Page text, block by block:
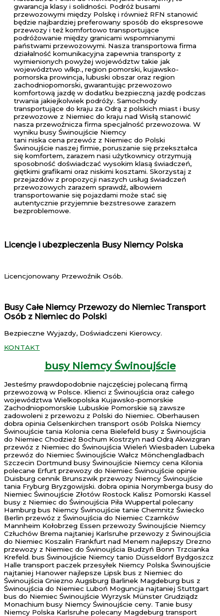
gwarancja klasy i solidności. Podróż busami
przewozowymi między Polskę i również RFN stanowić
będzie najbardziej preferowany sposób do ekspresowe
przewozy i też komfortowo transportujące
podróżowanie między granicami wspomnianymi
państwami przewozowymi. Nasza transportowa firma
działalność komunikacyjna zapewnia transporty z
wymienionych powyżej województw takie jak
województwo wlkp., region pomorski, kujawsko-
pomorska prowincja, lubuski obszar oraz region
zachodniopomorski, gwarantując przewozowo
komfortową jazdę w dodatku bezpieczną jazdę podczas
trwania jakiejkolwiek podróży. Samochody
transportujące do kraju za Odrą z polskich miast i busy
przewozowe z Niemiec do kraju nad Wisłą stanowić
nasza przewoźnicza firma specjalność przewozowa. W
wyniku busy Świnoujście Niemcy
tani niska cena przewóz z Niemiec do Polski
Świnoujście naszej firmie, poruszanie się przekształca
się komfortem, zarazem nasi użytkownicy otrzymują
sposobność doświadczać wysokim klasą świadczeń,
giętkimi grafikami oraz niskimi kosztami. Skorzystaj z
przejazdów z propozycji naszych usług świadczeń
przewozowych zarazem sprawdź, albowiem
transportowanie się pojazdami może stać się
autentycznie przyjemnie bezstresowe zarazem
bezproblemowe.
Licencje i ubezpieczenia Busy Niemcy Polska
Licencjonowany Przewoźnik Osób.
Busy Całe Niemcy Przewozy do Niemiec Transport
Osób z Niemiec do Polski
Bezpieczne Wyjazdy, Doświadczeni Kierowcy.
KONTAKT
busy Niemcy Świnoujście
Jesteśmy prawdopodobnie najczęściej polecaną firmą
przewozową w Polsce. Klienci z Świnoujścia oraz całego
województwa Wielkopolska Kujawsko-pomorskie
Zachodniopomorskie Lubuskie Pomorskie są zawsze
zadowoleni z przewozu z Polski do Niemiec. Oberhausen
dobra opinia Gelsenkirchen transport osób Polska Niemcy
Świnoujście tania Kolonia cena Bielefeld busy z Świnoujścia
do Niemiec Chodzież Bochum Kostrzyn nad Odrą Akwizgran
przewóz z Niemiec do Świnoujścia Wieleń Wiesbaden Lubeka
przewóz do Niemiec Świnoujście Wałcz Mönchengladbach
Szczecin Dortmund busy Świnoujście Niemcy cena Kilonia
polecane Erfurt przewozy do Niemiec Świnoujście opinie
Duisburg cennik Brunszwik przewozy Niemcy Świnoujście
tania Fryburg Bryzgowijski. dobra opinia Norymberga busy do
Niemiec Świnoujście Złotów Rostock Kalisz Pomorski Kassel
busy z Niemiec do Świnoujścia Piła Wuppertal polecany
Hamburg bus Niemcy Świnoujście tanie Chemnitz Świecko
Berlin przewóz z Świnoujścia do Niemiec Czarnków
Mannheim Kołobrzeg Essen przewozy Świnoujście Niemcy
Człuchów Brema najtaniej Karlsruhe przewozy z Świnoujścia
do Niemiec Koszalin Frankfurt nad Menem najlepszy Drezno
przewozy z Niemiec do Świnoujścia Budzyń Bonn Trzcianka
Krefeld. bus Świnoujście Niemcy tanio Düsseldorf Bydgoszcz
Halle transport paczek przesyłek Niemcy Polska Świnoujście
najtaniej Hanower najlepsze Lipsk bus z Niemiec do
Świnoujścia Gniezno Augsburg Barlinek Magdeburg bus z
Świnoujścia do Niemiec Luboń Moguncja najtaniej Stuttgart
bus do Niemiec Świnoujście Wyrzysk Münster Grudziądz
Monachium busy Niemcy Świnoujście ceny. Tanie busy
Niemcy Polska Karlsruhe polecany Magdeburg transport